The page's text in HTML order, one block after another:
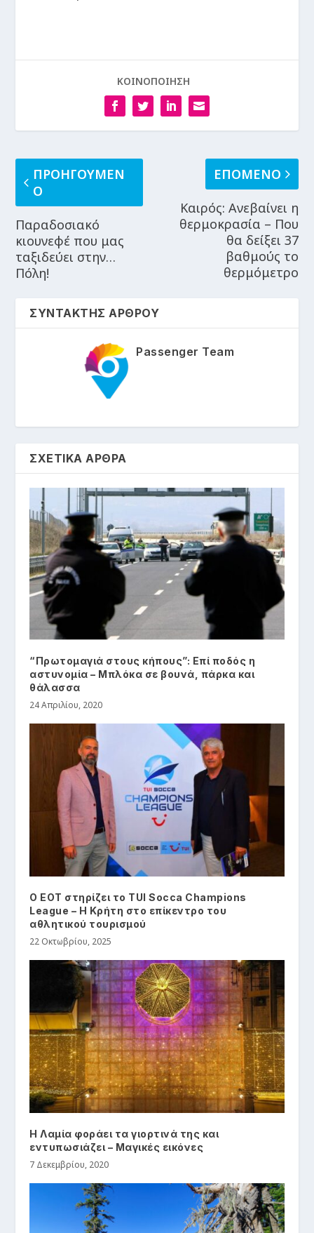
ΚΟΙΝΟΠΟΙΗΣΗ
ΠΡΟΗΓΟΥΜΕΝ
Ο
Παραδοσιακό
κιουνεφέ που μας
ταξιδεύει στην…
Πόλη!
ΕΠΟΜΕΝΟ
Καιρός: Ανεβαίνει η
θερμοκρασία – Που
θα δείξει 37
βαθμούς το
θερμόμετρο
ΣΥΝΤΑΚΤΗΣ ΑΡΘΡΟΥ
Passenger Team
ΣΧΕΤΙΚΑ ΑΡΘΡΑ
“Πρωτομαγιά στους κήπους”: Επί ποδός η
αστυνομία – Μπλόκα σε βουνά, πάρκα και
θάλασσα
24 Απριλίου, 2020
Ο ΕΟΤ στηρίζει το TUI Socca Champions
League – Η Κρήτη στο επίκεντρο του
αθλητικού τουρισμού
22 Οκτωβρίου, 2025
Η Λαμία φοράει τα γιορτινά της και
εντυπωσιάζει – Μαγικές εικόνες
7 Δεκεμβρίου, 2020